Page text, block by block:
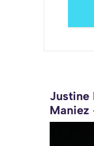
Justine
Maniez